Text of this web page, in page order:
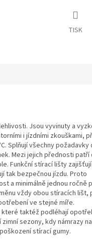
TISK
Jsou vyvinuty a
i jízdními zkouškami,
Splňují všechny požadavky
Mezi jejich přednosti patří
Funkční stírací lišty
tak bezpečnou jízdu. Proto
a minimálně jednou ročně
vždy obou stíracích lišt,
ve stejné míře.
které taktéž podléhají
sezony, kdy námrazy
stírací gumy.